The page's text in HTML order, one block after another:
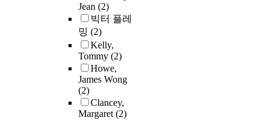
Jean (2)
빅터 플레
밍 (2)
Kelly,
Tommy (2)
Howe,
James Wong
(2)
Clancey,
Margaret(2)